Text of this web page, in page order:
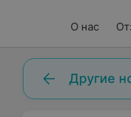
О нас
Другие